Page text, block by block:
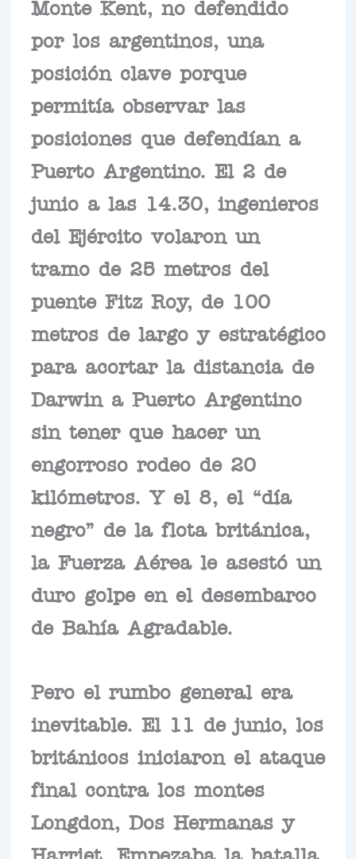
Monte Kent, no defendido
por los argentinos, una
posición clave porque
permitía observar las
posiciones que defendían a
Puerto Argentino. El 2 de
junio a las 14.30, ingenieros
del Ejército volaron un
tramo de 25 metros del
puente Fitz Roy, de 100
metros de largo y estratégico
para acortar la distancia de
Darwin a Puerto Argentino
sin tener que hacer un
engorroso rodeo de 20
kilómetros. Y el 8, el “día
negro” de la flota británica,
la Fuerza Aérea le asestó un
duro golpe en el desembarco
de Bahía Agradable.
Pero el rumbo general era
inevitable. El 11 de junio, los
británicos iniciaron el ataque
final contra los montes
Longdon, Dos Hermanas y
Harriet. Empezaba la batalla